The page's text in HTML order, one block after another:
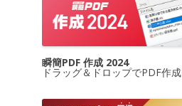
瞬簡PDF 作成 2024
ドラッグ＆ドロップでPDF作成